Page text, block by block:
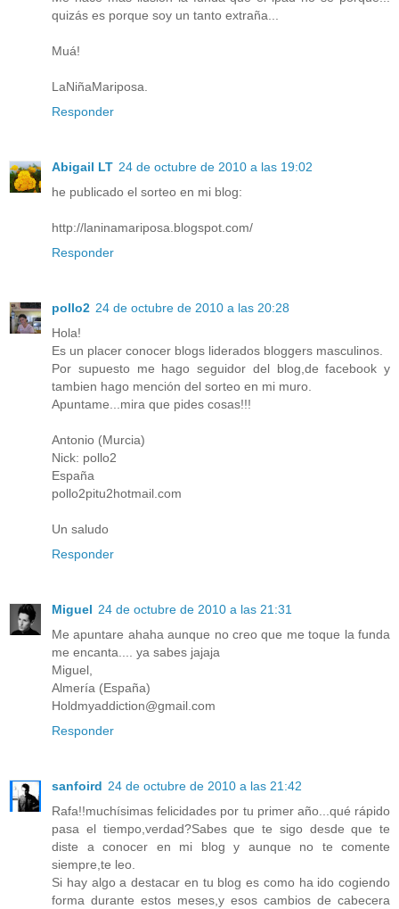
quizás es porque soy un tanto extraña...
Muá!
LaNiñaMariposa.
Responder
Abigail LT 24 de octubre de 2010 a las 19:02
he publicado el sorteo en mi blog:
http://laninamariposa.blogspot.com/
Responder
pollo2 24 de octubre de 2010 a las 20:28
Hola!
Es un placer conocer blogs liderados bloggers masculinos.
Por supuesto me hago seguidor del blog,de facebook y
tambien hago mención del sorteo en mi muro.
Apuntame...mira que pides cosas!!!
Antonio (Murcia)
Nick: pollo2
España
pollo2pitu2hotmail.com
Un saludo
Responder
Miguel 24 de octubre de 2010 a las 21:31
Me apuntare ahaha aunque no creo que me toque la funda
me encanta.... ya sabes jajaja
Miguel,
Almería (España)
Holdmyaddiction@gmail.com
Responder
sanfoird 24 de octubre de 2010 a las 21:42
Rafa!!muchísimas felicidades por tu primer año...qué rápido
pasa el tiempo,verdad?Sabes que te sigo desde que te
diste a conocer en mi blog y aunque no te comente
siempre,te leo.
Si hay algo a destacar en tu blog es como ha ido cogiendo
forma durante estos meses,y esos cambios de cabecera